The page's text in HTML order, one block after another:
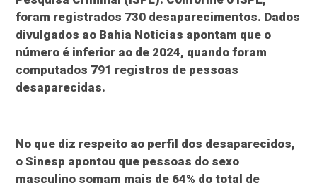
foram registrados 730 desaparecimentos. Dados
divulgados ao Bahia Notícias apontam que o
número é inferior ao de 2024, quando foram
computados 791 registros de pessoas
desaparecidas.
No que diz respeito ao perfil dos desaparecidos,
o Sinesp apontou que pessoas do sexo
masculino somam mais de 64% do total de